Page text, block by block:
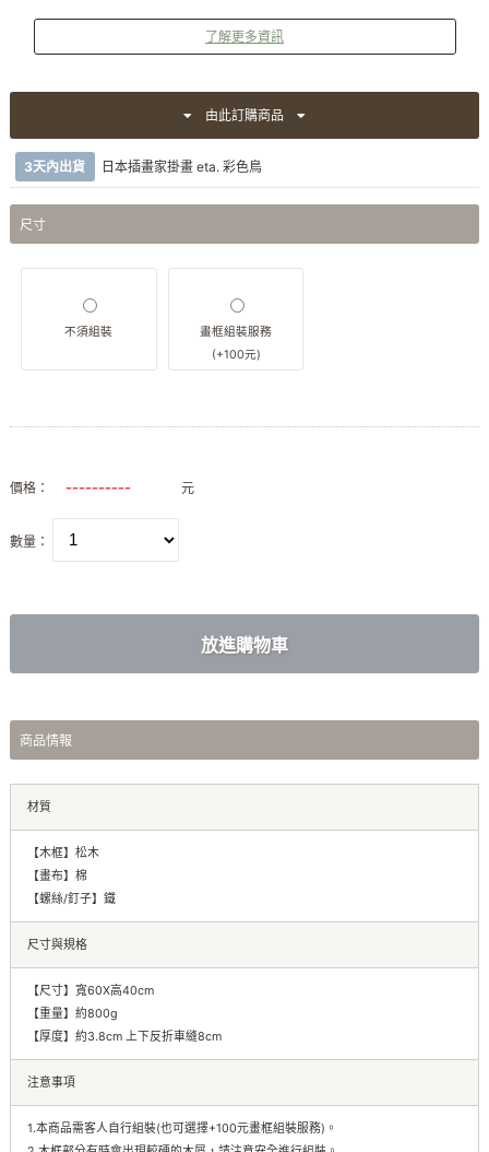
了解更多資訊
由此訂購商品
3天內出貨 日本插畫家掛畫 eta. 彩色鳥
尺寸
不須組裝
畫框組裝服務
(+100元)
價格： 元
數量：
商品情報
材質
【木框】松木
【畫布】棉
【螺絲/釘子】鐵
尺寸與規格
【尺寸】寬60X高40cm
【重量】約800g
【厚度】約3.8cm 上下反折車縫8cm
注意事項
1.本商品需客人自行組裝(也可選擇+100元畫框組裝服務)。